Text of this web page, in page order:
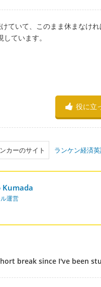
ていて、このまま休まなけれ
ています。
役に立
カーのサイト ランケン経済
Kumada
運営
break since I've been